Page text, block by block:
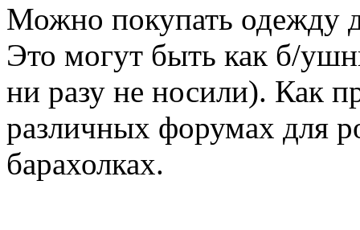
Можно покупать одежду
Это могут быть как б/
ни разу не носили). Как
различных форумах для
барахолках.